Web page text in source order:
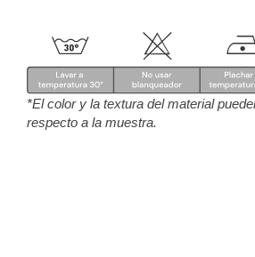
*El color y la textura del material
respecto a la muestra.